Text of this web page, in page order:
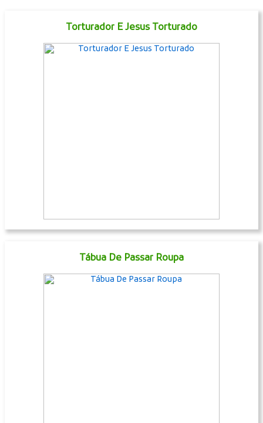
Torturador E Jesus Torturado
Tábua De Passar Roupa